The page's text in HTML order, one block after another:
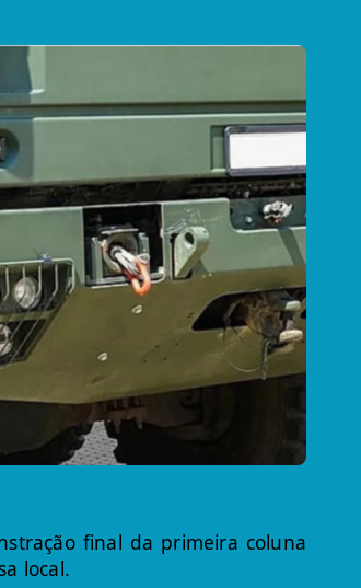
final da primeira coluna
local.